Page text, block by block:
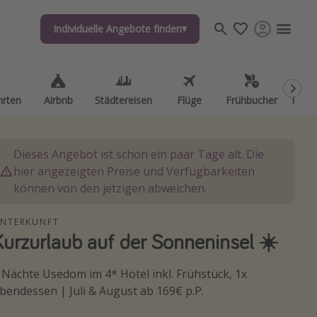
Individuelle Angebote finden
Airbnb Städtereisen Flüge Frühbucher
Individuelle Angebote finden
Airbnb Städtereisen Flüge Frühbucher
Dieses Angebot ist schon ein paar Tage alt. Die
hier angezeigten Preise und Verfügbarkeiten
können von den jetzigen abweichen.
auf der Sonneninsel ☀️
Nächte Usedom im 4* Hotel inkl. Frühstück, 1x
| Juli & August ab 169€ p.P.